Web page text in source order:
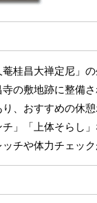
桂昌大禅定尼」
の敷地跡に整備さ
り、おすすめの休
」「上体そらし
チや体力チェック